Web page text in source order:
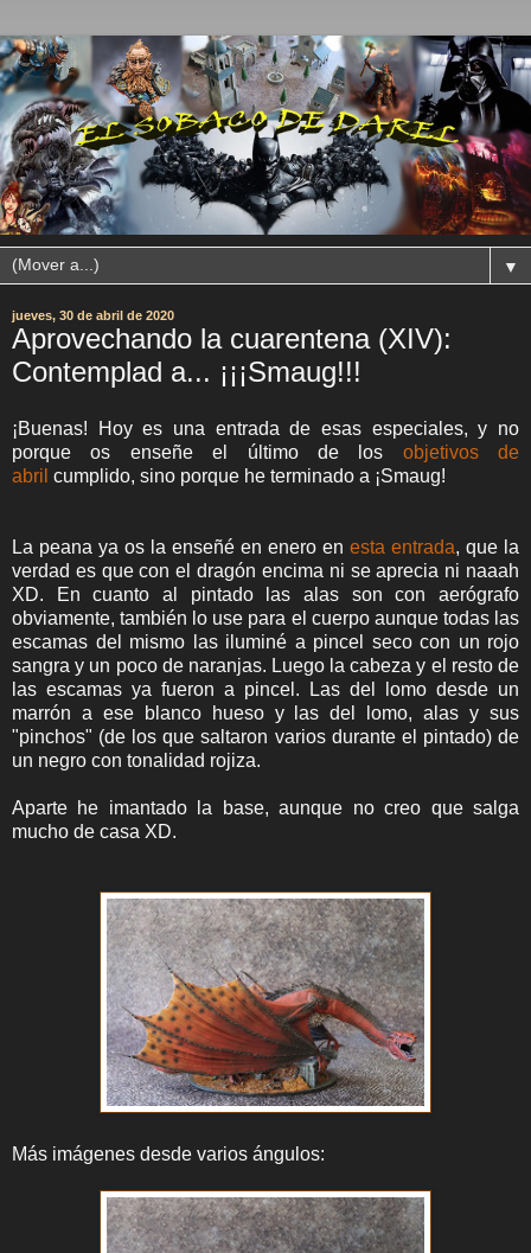
▼
jueves, 30 de abril de 2020
Aprovechando la cuarentena (XIV):
Contemplad a... ¡¡¡Smaug!!!
¡Buenas! Hoy es una entrada de esas especiales, y no
porque os enseñe el último de
los objetivos de
abril cumplido, sino porque he terminado a ¡Smaug!
La peana ya os la enseñé en enero en esta entrada, que la
verdad es que con el dragón encima ni se aprecia ni naaah
XD. En cuanto al pintado las alas son con aerógrafo
obviamente, también lo use para el cuerpo aunque todas las
escamas del mismo las iluminé a pincel seco con un rojo
sangra y un poco de naranjas. Luego la cabeza y el resto de
las escamas ya fueron a pincel. Las del lomo desde un
marrón a ese blanco hueso y las del lomo, alas y sus
"pinchos" (de los que saltaron varios durante el pintado) de
un negro con tonalidad rojiza.
Aparte he imantado la base, aunque no creo que salga
mucho de casa XD.
Más imágenes desde varios ángulos: